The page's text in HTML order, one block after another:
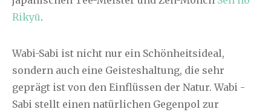
Rikyū.
Wabi-Sabi ist nicht nur ein Schönheitsideal,
sondern auch eine Geisteshaltung, die sehr
geprägt ist von den Einflüssen der Natur. Wabi -
Sabi stellt einen natürlichen Gegenpol zur